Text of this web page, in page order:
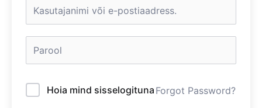
Hoia mind sisselogituna Forgot Password?